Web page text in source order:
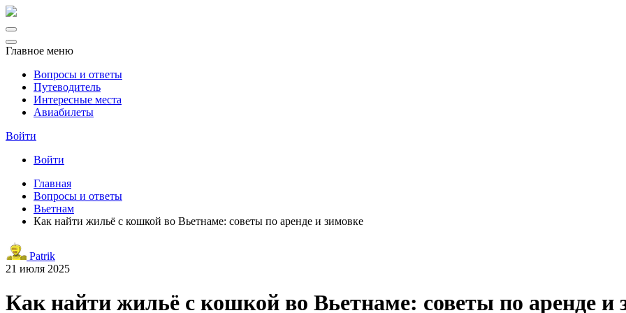
Главное меню
Вопросы и ответы
Путеводитель
Интересные места
Авиабилеты
Войти
Войти
Главная
Вопросы и ответы
Вьетнам
Как найти жильё с кошкой во Вьетнаме: советы по аренде и зимовке
Patrik
21 июля 2025
Как найти жильё с кошкой во Вьетнаме: советы по аренде и